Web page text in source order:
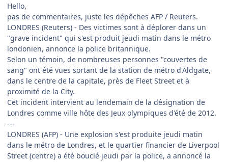
Hello,
pas de commentaires, juste les dépêches AFP / Reuters.
LONDRES (Reuters) - Des victimes sont à déplorer dans un
"grave incident" qui s'est produit jeudi matin dans le métro
londonien, annonce la police britannique.
Selon un témoin, de nombreuses personnes "couvertes de
sang" ont été vues sortant de la station de métro d'Aldgate,
dans le centre de la capitale, près de Fleet Street et à
proximité de la City.
Cet incident intervient au lendemain de la désignation de
Londres comme ville hôte des Jeux olympiques d'été de 2012.
---
LONDRES (AFP) - Une explosion s'est produite jeudi matin
dans le métro de Londres, et le quartier financier de Liverpool
Street (centre) a été bouclé jeudi par la police, a annoncé la